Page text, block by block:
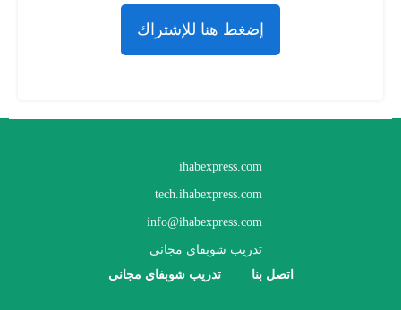
إضغط هنا للإشتراك
ihabexpress.com
tech.ihabexpress.com
info@ihabexpress.com
تدريب شوبفاي مجاني
اتصل بنا تدريب شوبفاي مجاني